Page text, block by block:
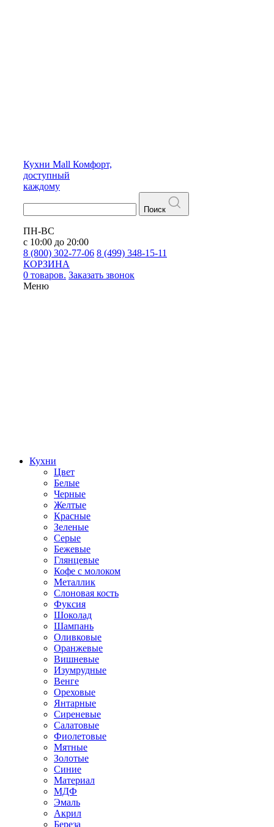
Кухни Mall Комфорт,
доступный
каждому
Поиск
ПН-ВС
с 10:00 до 20:00
8 (800) 302-77-06 8 (499) 348-15-11
КОРЗИНА
0 товаров. Заказать звонок
Меню
Кухни
Цвет
Белые
Черные
Желтые
Красные
Зеленые
Серые
Бежевые
Глянцевые
Кофе с молоком
Металлик
Слоновая кость
Фуксия
Шоколад
Шампань
Оливковые
Оранжевые
Вишневые
Изумрудные
Венге
Ореховые
Янтарные
Сиреневые
Салатовые
Фиолетовые
Мятные
Золотые
Синие
Материал
МДФ
Эмаль
Акрил
Береза